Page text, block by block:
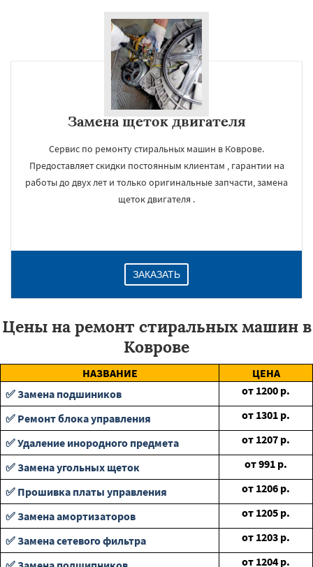
Замена щеток двигателя
Сервис по ремонту стиральных машин в Коврове.
Предоставляет скидки постоянным клиентам , гарантии на
работы до двух лет и только оригинальные запчасти, замена
щеток двигателя .
ЗАКАЗАТЬ
Цены на ремонт стиральных машин в
Коврове
НАЗВАНИЕ
ЦЕНА
✅ Замена подшиников
от 1200 р.
✅ Ремонт блока управления
от 1301 р.
✅ Удаление инородного предмета
от 1207 р.
✅ Замена угольных щеток
от991 р.
✅ Прошивка платы управления
от 1206 р.
✅ Замена амортизаторов
от 1205 р.
✅ Замена сетевого фильтра
от 1203 р.
от 1204 р.